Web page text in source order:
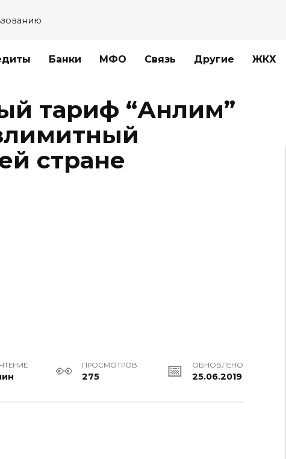
Банки МФО Связь Другие ЖКХ
тариф “Анлим”
стране
ПРОСМОТРОВ
275
ОБНОВЛЕНО
25.06.2019